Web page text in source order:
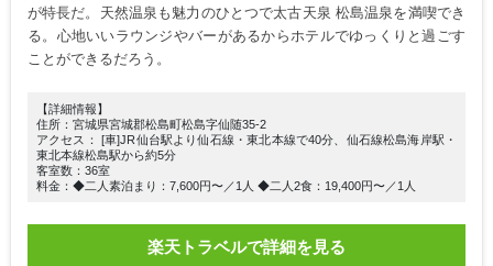
が特長だ。天然温泉も魅力のひとつで太古天泉 松島温泉を満喫でき
る。心地いいラウンジやバーがあるからホテルでゆっくりと過ごす
ことができるだろう。
【詳細情報】
住所：宮城県宮城郡松島町松島字仙随35-2
アクセス： [車]JR仙台駅より仙石線・東北本線で40分、仙石線松島海岸駅・
東北本線松島駅から約5分
客室数：36室
料金：◆二人素泊まり：7,600円〜／1人 ◆二人2食：19,400円〜／1人
楽天トラベルで詳細を見る